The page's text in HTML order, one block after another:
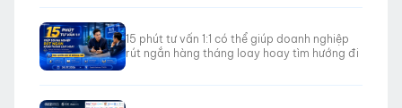
15 phút tư vấn 1:1 có thể giúp doanh nghiệp
rút ngắn hàng tháng loay hoay tìm hướng đi